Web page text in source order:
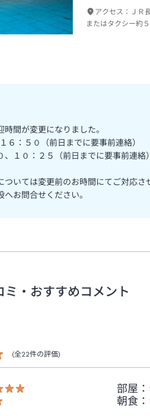
アクセス： ＪＲ
またはタクシー約
間が変更になりました。
６：５０（前日までに要事前連絡）
、１０：２５（前日までに要事前連絡）
いては変更前のお時間にてご対応
お問合せください。
・おすすめコメント
(全22件の評価)
部屋 ：
朝食 ：